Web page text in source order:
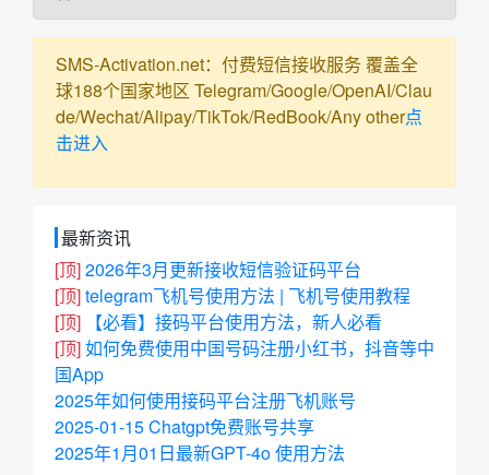
SMS-Activation.net：付费短信接收服务 覆盖全
球188个国家地区 Telegram/Google/OpenAI/Clau
de/Wechat/Alipay/TikTok/RedBook/Any other点
击进入
最新资讯
[顶]2026年3月更新接收短信验证码平台
[顶]telegram飞机号使用方法 | 飞机号使用教程
[顶]
【必看】接码平台使用方法，新人必看
[顶]如何免费使用中国号码注册小红书，抖音等中
国App
2025年如何使用接码平台注册飞机账号
2025-01-15 Chatgpt免费账号共享
2025年1月01日最新GPT-4o 使用方法